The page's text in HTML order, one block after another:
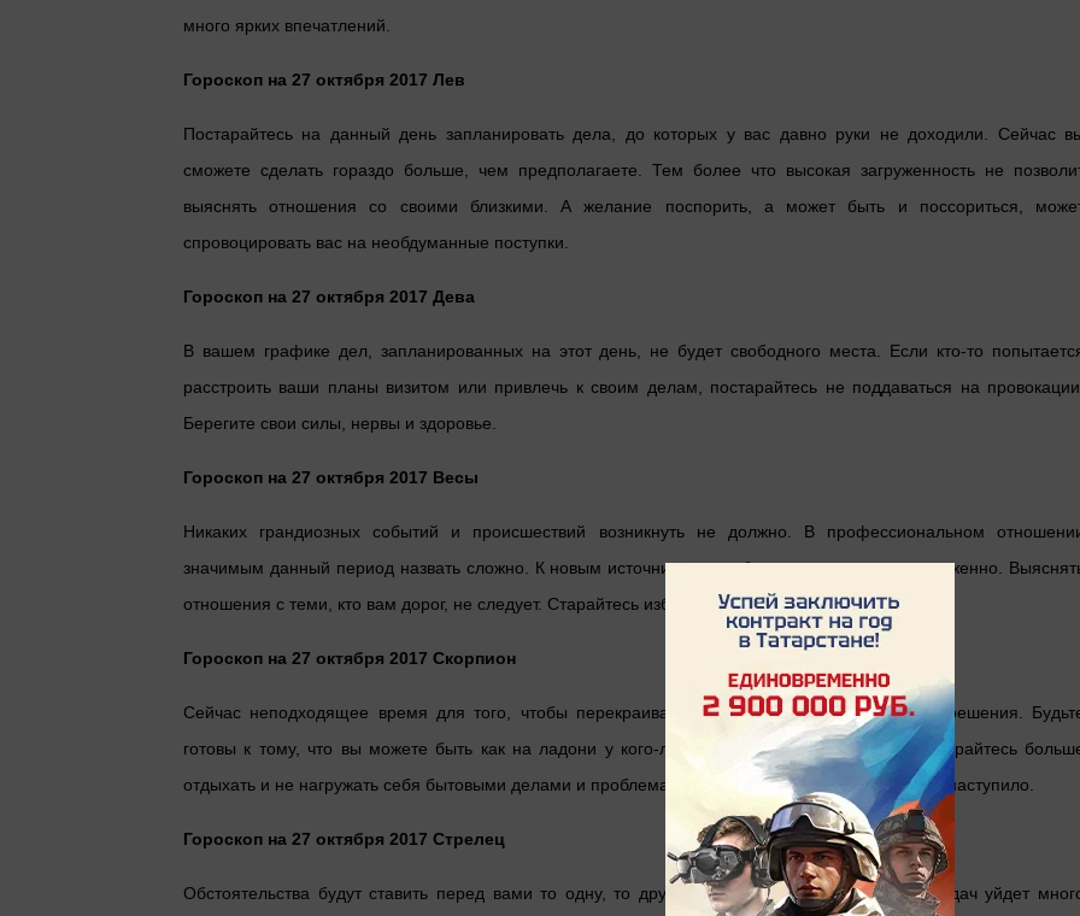
много ярких впечатлений.
Гороскоп на 27 октября 2017 Лев
Постарайтесь на данный день запланировать дела, до которых у вас давно руки не доходили. Сейчас
сможете сделать гораздо больше, чем предполагаете. Тем более что высокая загруженность не
выяснять отношения со своими близкими. А желание поспорить, а может быть и поссориться,
спровоцировать вас на необдуманные поступки.
Гороскоп на 27 октября 2017 Дева
В вашем графике дел, запланированных на этот день, не будет свободного места. Если кто-то
расстроить ваши планы визитом или привлечь к своим делам, постарайтесь не поддаваться на провокации.
Берегите свои силы, нервы и здоровье.
Гороскоп на 27 октября 2017 Весы
Никаких грандиозных событий и происшествий возникнуть не должно. В профессиональном
значимым данный период назвать сложно. К новым источникам заработка отнеситесь настороженно.
отношения с теми, кто вам дорог, не следует. Старайтесь избегать конфликтных ситуаций.
Гороскоп на 27 октября 2017 Скорпион
Сейчас неподходящее время для того, чтобы перекраивать мир и принимать поспешные решения.
готовы к тому, что вы можете быть как на ладони у кого-либо, чьим мнением дорожите. Старайтесь
отдыхать и не нагружать себя бытовыми делами и проблемами. Время для активности пока не наступило.
Гороскоп на 27 октября 2017 Стрелец
Обстоятельства будут ставить перед вами то одну, то другую задачу, и на решение этих задач уйдет